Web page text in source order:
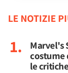
LE NOTIZIE
Marvel's
costume
le